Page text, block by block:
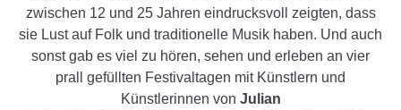
zwischen 12 und 25 Jahren eindrucksvoll zeigten, dass
sie Lust auf Folk und traditionelle Musik haben. Und auch
sonst gab es viel zu hören, sehen und erleben an vier
prall gefüllten Festivaltagen mit Künstlern und
Künstlerinnen von Julian